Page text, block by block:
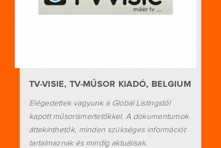
TV-VISIE, TV-MŰSOR KIADÓ, BELGIUM
Elégedettek vagyunk a Global Listingstől
kapott műsorismertetőkkel. A dokumentumok
áttekinthetők, minden szükséges információt
tartalmaznak és mindig aktuálisak.